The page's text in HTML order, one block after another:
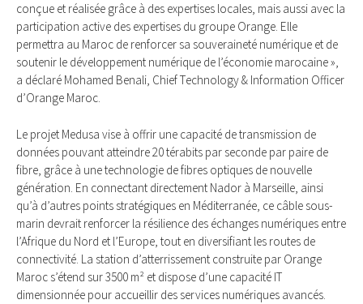
conçue et réalisée grâce à des expertises locales, mais aussi avec la
participation active des expertises du groupe Orange. Elle
permettra au Maroc de renforcer sa souveraineté numérique et de
soutenir le développement numérique de l’économie marocaine »,
a déclaré Mohamed Benali, Chief Technology & Information Officer
d’Orange Maroc.
Le projet Medusa vise à offrir une capacité de transmission de
données pouvant atteindre 20 térabits par seconde par paire de
fibre, grâce à une technologie de fibres optiques de nouvelle
génération. En connectant directement Nador à Marseille, ainsi
qu’à d’autres points stratégiques en Méditerranée, ce câble sous-
marin devrait renforcer la résilience des échanges numériques entre
l’Afrique du Nord et l’Europe, tout en diversifiant les routes de
connectivité. La station d’atterrissement construite par Orange
Maroc s’étend sur 3500 m² et dispose d’une capacité IT
dimensionnée pour accueillir des services numériques avancés.